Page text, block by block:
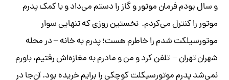
و سال بودم فرمان موتور و گاز را دستم می‌داد و با کمک پدرم
موتور را کنترل می‌کردم. نخستین روزی که تنهایی سوار
موتورسیلکت شدم را خاطرم هست؛ پدرم به خانه‌ – در محله
شهران تهران – تلفن کرد و من و مادرم به مغازه‌اش رفتیم، باورم
نمی‌شد پدرم موتورسیکلت کوچکی را برایم خریده بود. آن‌جا در